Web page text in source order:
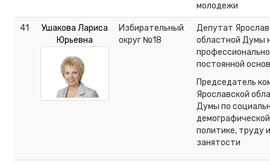
молодежи
41
Ушакова Лариса
Юрьевна
Избирательный
округ №18
Депутат
областной Думы
постоянной
Председатель
Ярославской
Думы по
демографической
политике, труду и
занятости